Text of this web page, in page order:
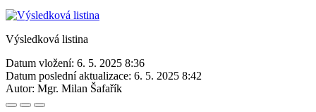
Výsledková listina
Datum vložení: 6. 5. 2025 8:36
Datum poslední aktualizace: 6. 5. 2025 8:42
Autor: Mgr. Milan Šafařík